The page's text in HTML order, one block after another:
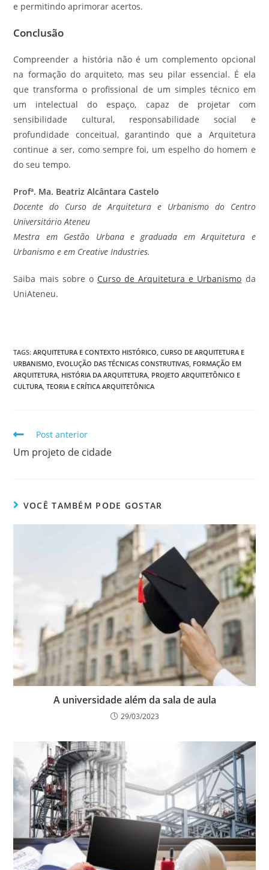
e permitindo aprimorar acertos.
Conclusão
Compreender a história não é um complemento opcional
na formação do arquiteto, mas seu pilar essencial. É ela
que transforma o profissional de um simples técnico em
um intelectual do espaço, capaz de projetar com
sensibilidade cultural, responsabilidade social e
profundidade conceitual, garantindo que a Arquitetura
continue a ser, como sempre foi, um espelho do homem e
do seu tempo.
Profª. Ma. Beatriz Alcântara Castelo
Docente do Curso de Arquitetura e Urbanismo do Centro
Universitário Ateneu
Mestra em Gestão Urbana e graduada em Arquitetura e
Urbanismo e em Creative Industries.
Saiba mais sobre o Curso de Arquitetura e Urbanismo da
UniAteneu.
TAGS:ARQUITETURA E CONTEXTO HISTÓRICO, CURSO DE ARQUITETURA E
URBANISMO, EVOLUÇÃO DAS TÉCNICAS CONSTRUTIVAS, FORMAÇÃO EM
ARQUITETURA, HISTÓRIA DA ARQUITETURA, PROJETO ARQUITETÔNICO E
CULTURA, TEORIA E CRÍTICA ARQUITETÔNICA
Post anterior
Um projeto de cidade
VOCÊ TAMBÉM PODE GOSTAR
A universidade além da sala de aula
29/03/2023